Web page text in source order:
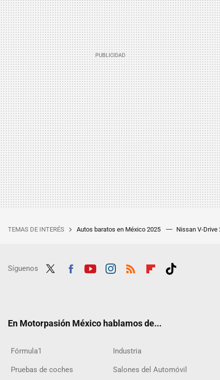
TEMAS DE INTERÉS Autos baratos en México 2025 Nissan V-Drive
Síguenos
En Motorpasión México hablamos de...
Fórmula1 Industria
Pruebas de coches Salones del Automóvil